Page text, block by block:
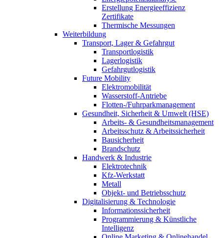
Erstellung Energieeffizienz
Zertifikate
Thermische Messungen
Weiterbildung
Transport, Lager & Gefahrgut
Transportlogistik
Lagerlogistik
Gefahrgutlogistik
Future Mobility
Elektromobilität
Wasserstoff-Antriebe
Flotten-/Fuhrparkmanagement
Gesundheit, Sicherheit & Umwelt (HSE)
Arbeits- & Gesundheitsmanagement
Arbeitsschutz & Arbeitssicherheit
Bausicherheit
Brandschutz
Handwerk & Industrie
Elektrotechnik
Kfz-Werkstatt
Metall
Objekt- und Betriebsschutz
Digitalisierung & Technologie
Informationssicherheit
Programmierung & Künstliche
Intelligenz